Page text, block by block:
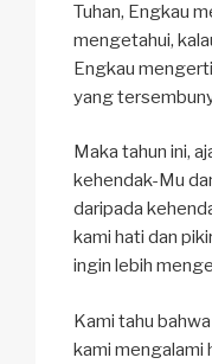
Tuhan, Engkau
mengetahui,
Engkau
yang
Maka tahun ini,
kehendak-Mu
daripada
kami hati dan
ingin lebih
Kami tahu
kami mengalami